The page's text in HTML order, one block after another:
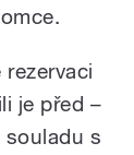
je před –
souladu s